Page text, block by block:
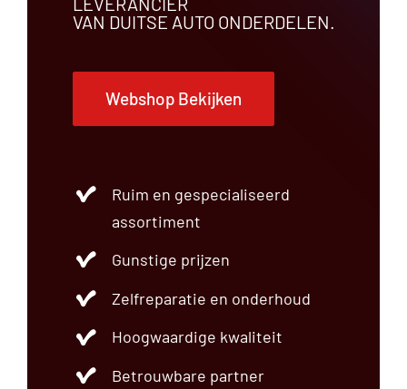
VAN DUITSE AUTO ONDERDELEN.
Webshop Bekijken
Ruim en gespecialiseerd
assortiment
Gunstige prijzen
Zelfreparatie en onderhoud
Hoogwaardige kwaliteit
Betrouwbare partner